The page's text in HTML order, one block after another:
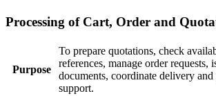
Processing of Cart, Order and
Purpose
To prepare quotations, check
references, manage order requests,
documents, coordinate delivery
support.